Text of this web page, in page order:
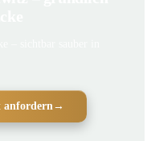
anfordern →